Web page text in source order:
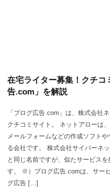
在宅ライター募集！クチコ
告.com」を解説
「ブログ広告.com」は、株式会社
クチコミサイト。 ネットアローは
メールフォームなどの作成ソフト
る会社です。 株式会社サイバーネ
と同じ名前ですが、似たサービス
す。 ※）ブログ広告.comは、サー
グ広告 […]